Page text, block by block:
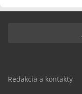
Redakcia a kontakty